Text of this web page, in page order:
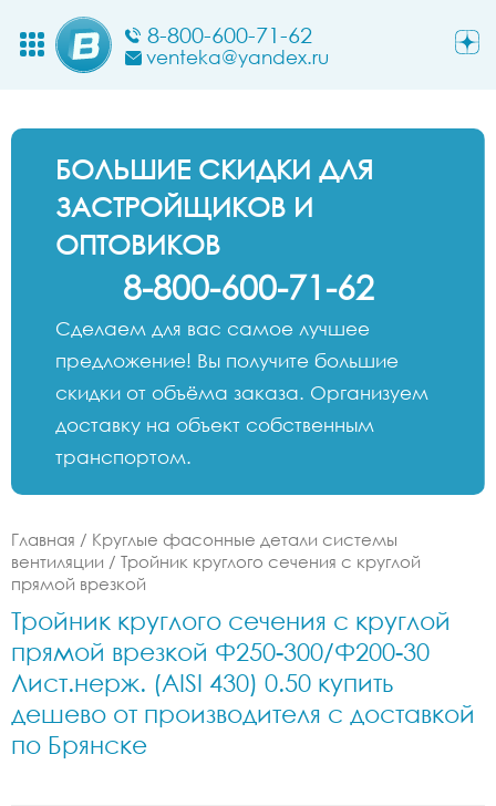
8-800-600-71-62
venteka@yandex.ru
БОЛЬШИЕ СКИДКИ ДЛЯ
ЗАСТРОЙЩИКОВ И
ОПТОВИКОВ
8-800-600-71-62
Сделаем для вас самое лучшее
предложение! Вы получите большие
скидки от объёма заказа. Организуем
доставку на объект собственным
транспортом.
Главная / Круглые фасонные детали системы
вентиляции / Тройник круглого сечения с круглой
прямой врезкой
Тройник круглого сечения с круглой
прямой врезкой Ф250-300/Ф200-30
Лист.нерж. (AISI 430) 0.50 купить
дешево от производителя с доставкой
по Брянске